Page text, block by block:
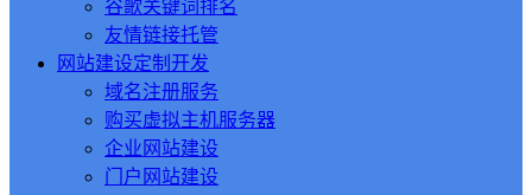
谷歌关键词排名
友情链接托管
网站建设定制开发
域名注册服务
购买虚拟主机服务器
企业网站建设
门户网站建设